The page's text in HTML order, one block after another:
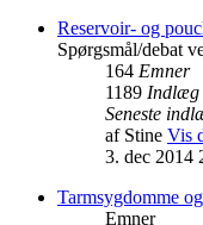
Reservoir- og
Spørgsmål/debat
164 Emner
1189 Indlæg
Seneste
af Stine Vis
3. dec 2014
Tarmsygdomme
Emner